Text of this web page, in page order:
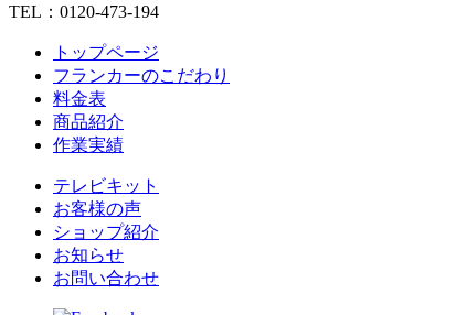
TEL：0120-473-194
トップページ
フランカーのこだわり
料金表
商品紹介
作業実績
テレビキット
お客様の声
ショップ紹介
お知らせ
お問い合わせ